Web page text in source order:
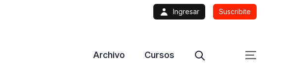
Ingresar Suscribite
Archivo Cursos